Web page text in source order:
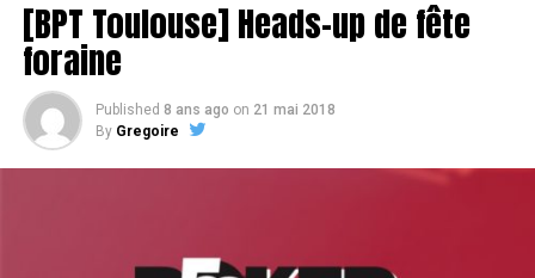
[BPT Toulouse] Heads-up de fête
foraine
Published 8 ans ago on 21 mai 2018
By Gregoire